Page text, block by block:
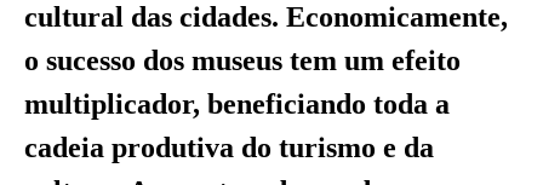
cultural das cidades. Economicamente,
o sucesso dos museus tem um efeito
multiplicador, beneficiando toda a
cadeia produtiva do turismo e da